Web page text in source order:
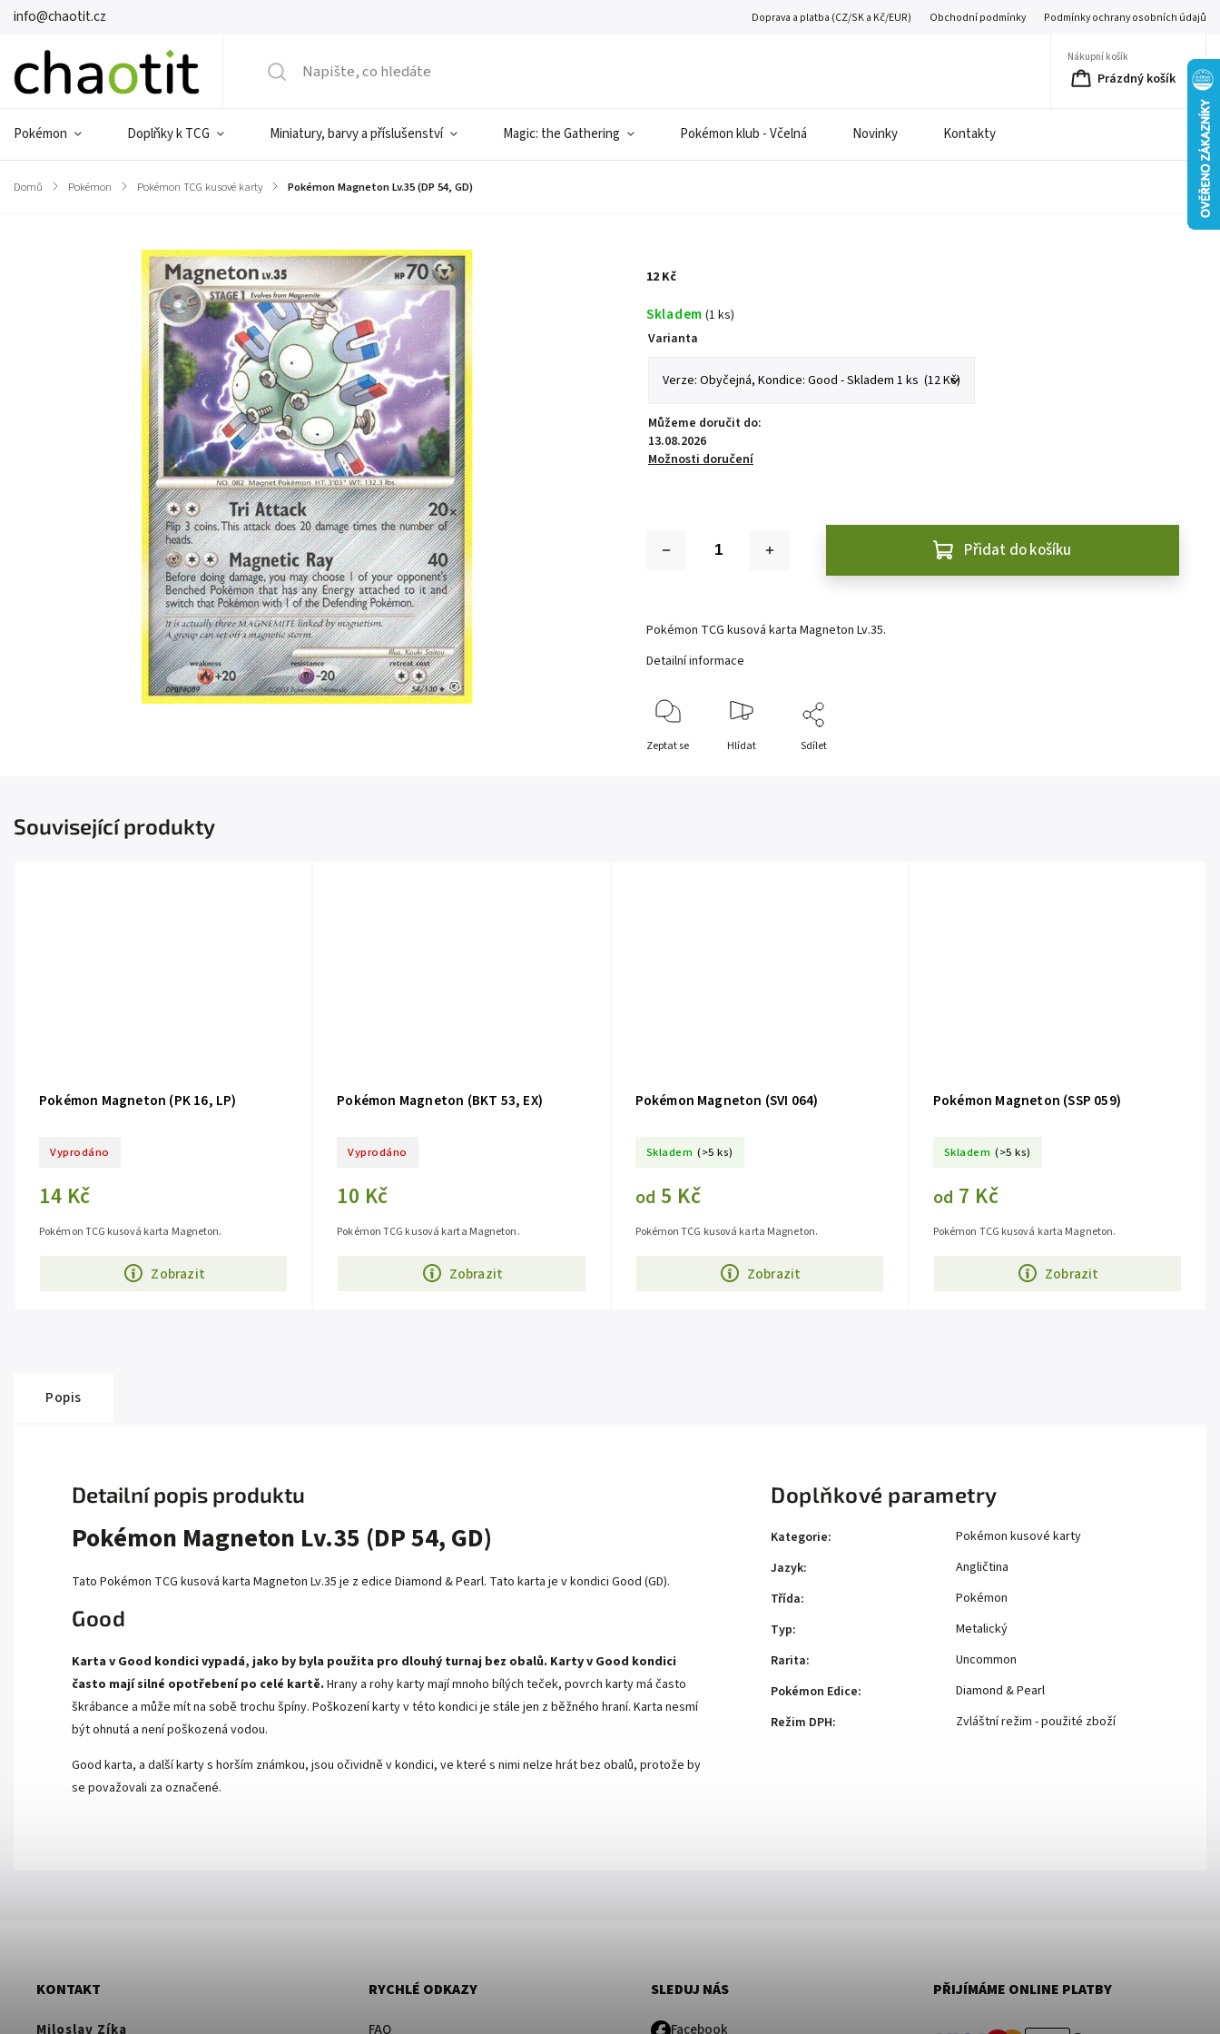
info@chaotit.cz Doprava a platba (CZ/SK a Kč/EUR) Obchodní podmínky Podmínky ochrany osobních údajů
Nákupní košík
Prázdný košík
Pokémon Doplňky k TCG Miniatury, barvy a příslušenství Magic: the Gathering Pokémon klub - Včelná Novinky Kontakty
Domů / Pokémon / Pokémon TCG kusové karty / Pokémon Magneton Lv.35 (DP 54, GD)
12 Kč
Skladem (1 ks)
Varianta
Můžeme doručit do:
13.08.2026
Možnosti doručení
Přidat do košíku
Pokémon TCG kusová karta Magneton Lv.35.
Detailní informace
Zeptat se Hlídat Sdílet
Související produkty
Pokémon Magneton (PK 16, LP)
Vyprodáno
14 Kč
Zobrazit
Pokémon TCG kusová karta Magneton.
Pokémon Magneton (BKT 53, EX)
Vyprodáno
10 Kč
Zobrazit
Pokémon TCG kusová karta Magneton.
Pokémon Magneton (SVI 064)
Skladem (>5 ks)
od 5 Kč
Zobrazit
Pokémon TCG kusová karta Magneton.
Pokémon Magneton (SSP 059)
Skladem (>5 ks)
od 7 Kč
Zobrazit
Pokémon TCG kusová karta Magneton.
Popis
Detailní popis produktu
Pokémon Magneton Lv.35 (DP 54, GD)
Tato Pokémon TCG kusová karta Magneton Lv.35 je z edice Diamond & Pearl. Tato karta je v kondici Good (GD).
Good
Karta v Good kondici vypadá, jako by byla použita pro dlouhý turnaj bez obalů. Karty v Good kondici
často mají silné opotřebení po celé kartě. Hrany a rohy karty mají mnoho bílých teček, povrch karty má často
škrábance a může mít na sobě trochu špíny. Poškození karty v této kondici je stále jen z běžného hraní. Karta nesmí
být ohnutá a není poškozená vodou.
Good karta, a další karty s horším známkou, jsou očividně v kondici, ve které s nimi nelze hrát bez obalů, protože by
se považovali za označené.
Doplňkové parametry
Kategorie:
Pokémon kusové karty
Jazyk:
Angličtina
Třída:
Pokémon
Typ:
Metalický
Rarita:
Uncommon
Pokémon Edice:
Diamond & Pearl
Režim DPH: Zvláštní režim - použité zboží
KONTAKT
Miloslav Zíka
RYCHLÉ ODKAZY
FAQ
SLEDUJ NÁS
Facebook
PŘIJÍMÁME ONLINE PLATBY